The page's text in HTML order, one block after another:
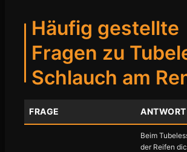
Häufig gestellte
Fragen zu
Schlauch am
FRAGE ANTWORT
Beim
der Reifen